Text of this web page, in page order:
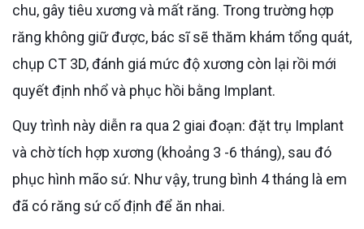
chu, gây tiêu xương và mất răng. Trong trường hợp
răng không giữ được, bác sĩ sẽ thăm khám tổng quát,
chụp CT 3D, đánh giá mức độ xương còn lại rồi mới
quyết định nhổ và phục hồi bằng Implant.
Quy trình này diễn ra qua 2 giai đoạn: đặt trụ Implant
và chờ tích hợp xương (khoảng 3 -6 tháng), sau đó
phục hình mão sứ. Như vậy, trung bình 4 tháng là em
đã có răng sứ cố định để ăn nhai.